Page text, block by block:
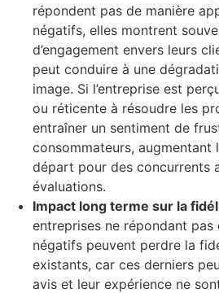
répondent pas de manière
négatifs, elles montrent
d’engagement envers leurs
peut conduire à une
image. Si l’entreprise est
ou réticente à résoudre les
entraîner un sentiment de
consommateurs,
départ pour des concurrents
évaluations.
Impact long terme sur la
entreprises ne répondant
négatifs peuvent perdre la
existants, car ces derniers
avis et leur expérience ne